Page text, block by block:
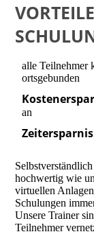
alle Teilnehmer
ortsgebunden
an
hochwertig wie
virtuellen
Schulungen
Unsere Trainer
Teilnehmer